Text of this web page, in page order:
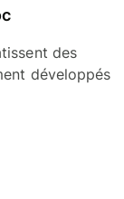
des
développés